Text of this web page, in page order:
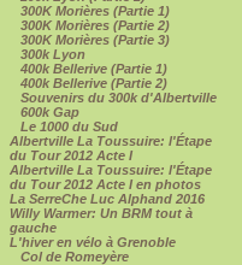
300K Morières (Partie 1)
300K Morières (Partie 2)
300K Morières (Partie 3)
300k Lyon
400k Bellerive (Partie 1)
400k Bellerive (Partie 2)
Souvenirs du 300k d'Albertville
600k Gap
Le 1000 du Sud
Albertville La Toussuire: l'Étape
du Tour 2012 Acte I
Albertville La Toussuire: l'Étape
du Tour 2012 Acte I en photos
La SerreChe Luc Alphand 2016
Willy Warmer: Un BRM tout à
gauche
L'hiver en vélo à Grenoble
Col de Romeyère